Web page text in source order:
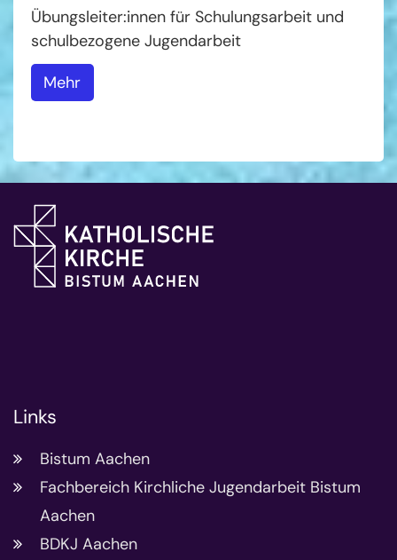
Übungsleiter:innen für Schulungsarbeit und
schulbezogene Jugendarbeit
Mehr
Links
Bistum Aachen
Fachbereich Kirchliche Jugendarbeit Bistum
Aachen
BDKJ Aachen